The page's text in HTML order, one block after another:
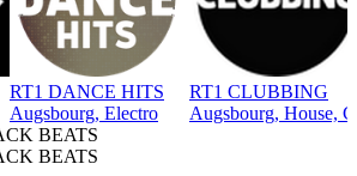
RT1 DANCE HITS
Augsbourg, Electro
RT1 CLUBBING
Augsbourg, House,
BEATS
BEATS